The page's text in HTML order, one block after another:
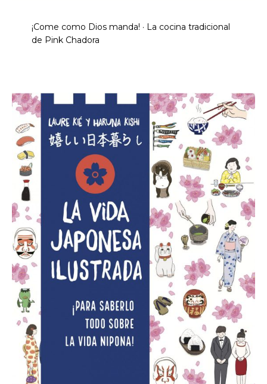
¡Come como Dios manda! · La cocina tradicional
de Pink Chadora